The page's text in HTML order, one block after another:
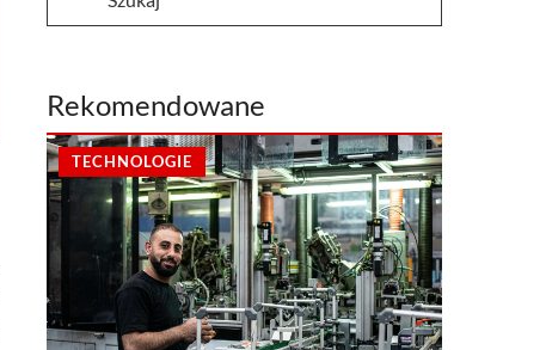
Rekomendowane
TECHNOLOGIE